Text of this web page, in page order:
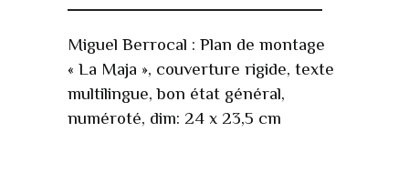
Miguel Berrocal : Plan de montage
« La Maja », couverture rigide, texte
multilingue, bon état général,
numéroté, dim: 24 x 23,5 cm